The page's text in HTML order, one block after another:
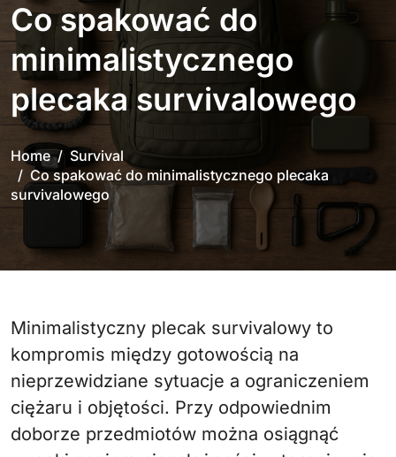
Co spakować do
minimalistycznego
plecaka survivalowego
Home
Survival
Co spakować do minimalistycznego plecaka
survivalowego
Minimalistyczny plecak survivalowy to
kompromis między gotowością na
nieprzewidziane sytuacje a ograniczeniem
ciężaru i objętości. Przy odpowiednim
doborze przedmiotów można osiągnąć